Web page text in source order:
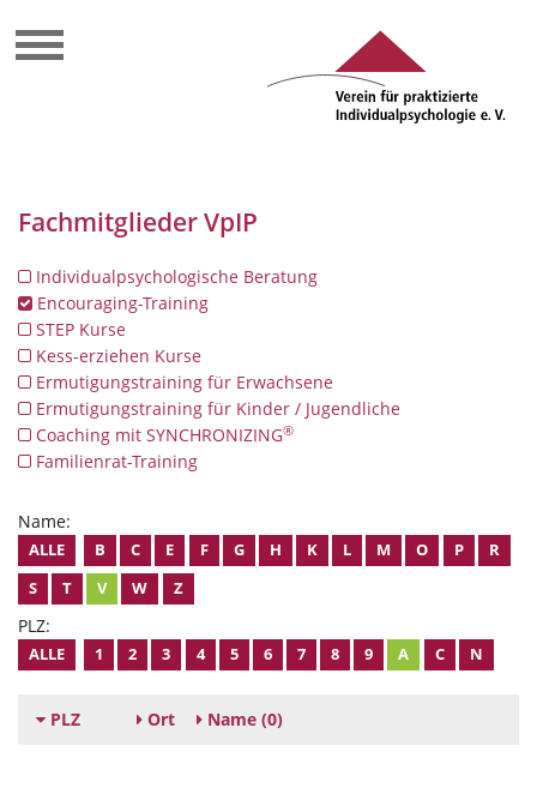
Fachmitglieder VpIP
Individualpsychologische Beratung
Encouraging-Training
STEP Kurse
Kess-erziehen Kurse
Ermutigungstraining für Erwachsene
Ermutigungstraining für Kinder / Jugendliche
Coaching mit SYNCHRONIZING®
Familienrat-Training
Name:
ALLE B C E F G H K L M O P
R
S
T V W Z
PLZ:
ALLE 1 2 3 4 5 6 7 8 9 A C N
PLZ Ort Name (0)